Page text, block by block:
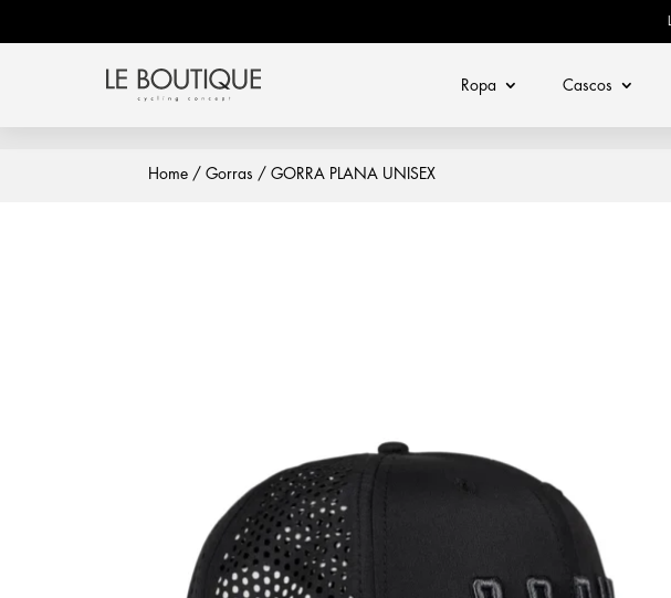
Ropa Cascos
Home /Gorras / GORRA PLANA UNISEX